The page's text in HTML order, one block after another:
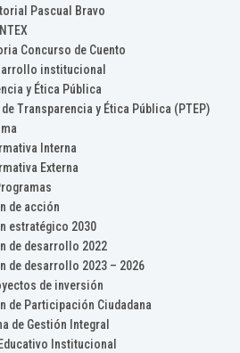
Pascual Bravo
Concurso de Cuento
institucional
y Ética Pública
Transparencia y Ética Pública (PTEP)
Interna
Externa
de acción
estratégico 2030
de desarrollo 2022
de desarrollo 2023 – 2026
de inversión
de Participación Ciudadana
de Gestión Integral
Institucional